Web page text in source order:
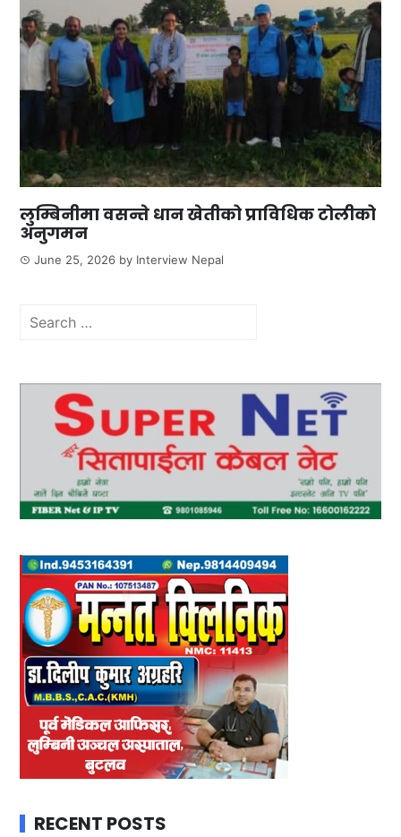
लुम्बिनीमा वसन्ते धान खेतीको प्राविधिक टोलीको
अनुगमन
June 25, 2026 by Interview Nepal
Search
RECENT POSTS